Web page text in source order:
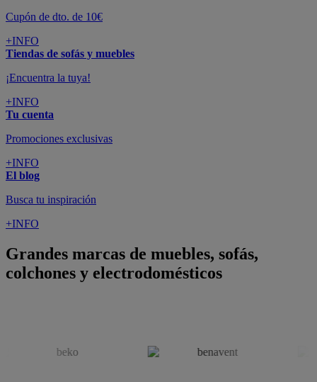
Cupón de dto. de 10€
+INFO
Tiendas de sofás y muebles
¡Encuentra la tuya!
+INFO
Tu cuenta
Promociones exclusivas
+INFO
El blog
Busca tu inspiración
+INFO
Grandes marcas de muebles, sofás,
colchones y electrodomésticos